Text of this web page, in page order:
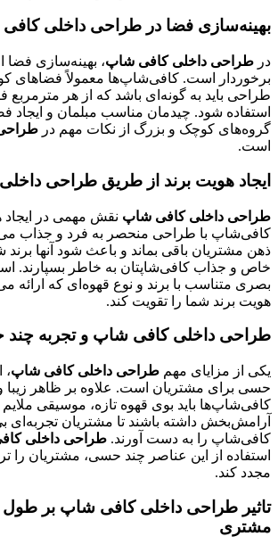
بهینه‌سازی فضا در طراحی داخلی
در طراحی داخلی کافی شاپ، بهینه‌سازی فضا
برخوردار است. کافی‌شاپ‌ها معمولاً فضاهای
طراحی باید به گونه‌ای باشد که از هر مترمربع
استفاده شود. چیدمان مناسب مبلمان و ایجاد
گروه‌های کوچک و بزرگ از نکات مهم در
است.
ایجاد هویت برند از طریق طراحی
طراحی داخلی کافی شاپ نقش مهمی در ایجاد
کافی‌شاپ با طراحی منحصر به فرد و جذاب
ذهن مشتریان باقی بماند و باعث شود آنها برند
خاص و جذاب کافی‌شاپتان به خاطر بسپارند.
بصری متناسب با برند و نوع قهوه‌ای که ارائه
هویت برند شما را تقویت کند.
طراحی داخلی کافی شاپ و تجربه
یکی از مزایای مهم طراحی داخلی کافی شاپ،
حسی برای مشتریان است. علاوه بر ظاهر زیبا
کافی‌شاپ‌ها باید بوی قهوه تازه، موسیقی
آرامش‌بخش داشته باشند تا مشتریان تجربه‌ای
کافی‌شاپ را به دست آورند. طراحی داخلی
استفاده از این عناصر چند حسی، مشتریان را
مجدد کند.
تاثیر طراحی داخلی کافی شاپ بر
مشتری